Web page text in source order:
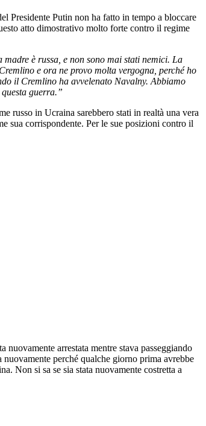
Presidente Putin non ha fatto in tempo a bloccare
atto dimostrativo molto forte contro il regime
è russa, e non sono mai stati nemici. La
e ora ne provo molta vergogna, perché ho
il Cremlino ha avvelenato Navalny. Abbiamo
guerra.”
russo in Ucraina sarebbero stati in realtà una vera
sua corrispondente. Per le sue posizioni contro il
arrestata mentre stava passeggiando
perché qualche giorno prima avrebbe
Non si sa se sia stata nuovamente costretta a